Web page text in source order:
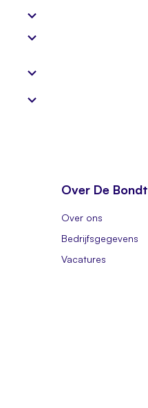
Over De Bondt
Over ons
Bedrijfsgegevens
Vacatures